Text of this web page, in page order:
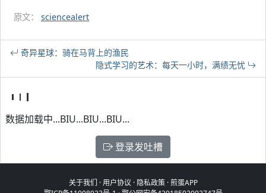
原文： sciencealert
奇异星球：骑在马背上的渔民
隐式学习的艺术：每天一小时，满绩无忧
数据加载中...BIU...BIU...BIU...
登录发吐槽
关于我们 ·用户协议 · 隐私政策·煎蛋APP